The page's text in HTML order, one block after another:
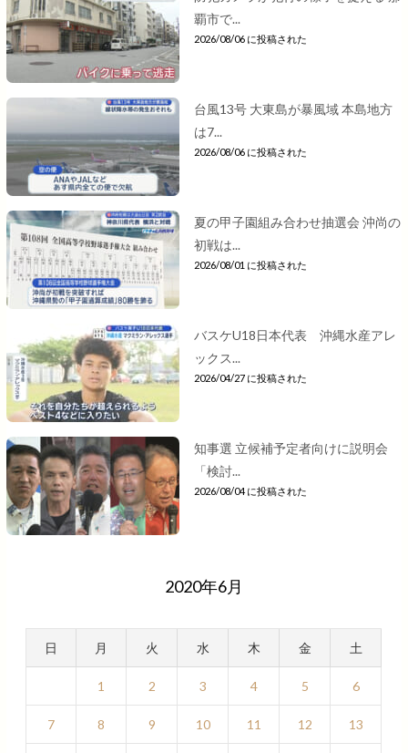
覇市で...
2026/08/06 に投稿された
台風13号 大東島が暴風域 本島地方
は7...
2026/08/06 に投稿された
夏の甲子園組み合わせ抽選会 沖尚の
初戦は...
2026/08/01 に投稿された
バスケU18日本代表 沖縄水産アレ
ックス...
2026/04/27 に投稿された
知事選 立候補予定者向けに説明会
「検討...
2026/08/04 に投稿された
2020年6月
日 月 火 水 木 金 土
1 2 3 4 5 6
7 8 9 10 11 12 13